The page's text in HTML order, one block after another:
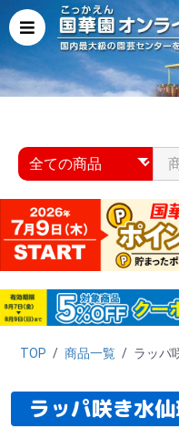
TOP / 商品一覧 / ラッパ
ラッパ咲き水